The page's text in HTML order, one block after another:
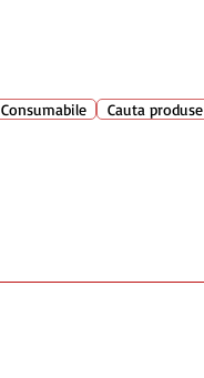
Consumabile Cauta produse